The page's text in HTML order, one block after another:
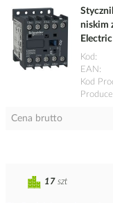
niskim
Electric
Kod
EAN
Kod
Cena brutto
17 szt